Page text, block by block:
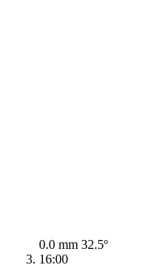
0.0 mm 32.5º
16:00